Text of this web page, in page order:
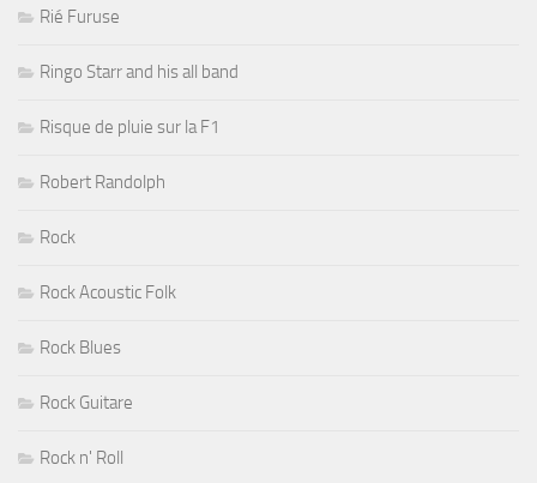
Rié Furuse
Ringo Starr and his all band
Risque de pluie sur la F1
Robert Randolph
Rock
Rock Acoustic Folk
Rock Blues
Rock Guitare
Rock n' Roll